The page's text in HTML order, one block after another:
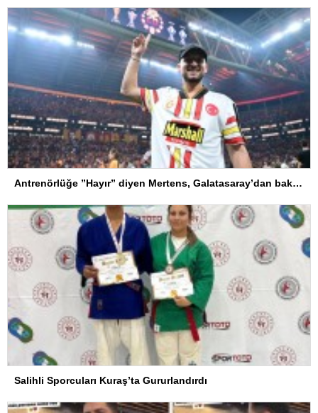
Antrenörlüğe ”Hayır” diyen Mertens, Galatasaray’dan bakın ne istedi
Salihli Sporcuları Kuraş’ta Gururlandırdı